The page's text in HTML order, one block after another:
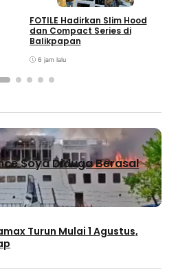
FOTILE Hadirkan Slim Hood
dan Compact Series di
Balikpapan
6 jam lalu
Soya Diduga Berasal
Turun Mulai 1 Agustus,